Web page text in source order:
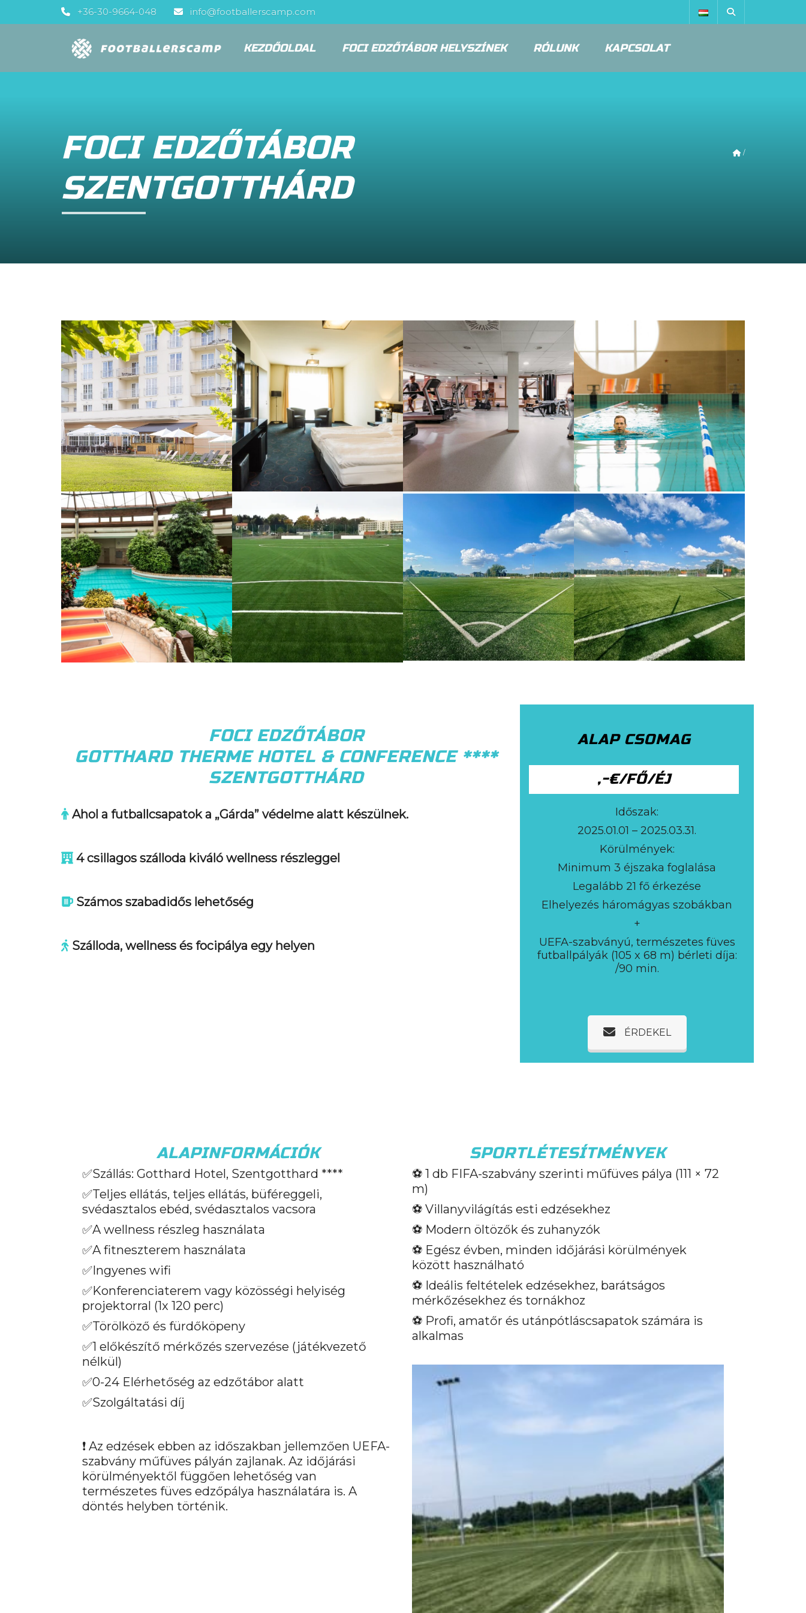
+36-30-9664-048 info@footballerscamp.com
KEZDŐOLDAL FOCI EDZŐTÁBOR HELYSZÍNEK RÓLUNK KAPCSOLAT
FOCI EDZŐTÁBOR
SZENTGOTTHÁRD
/
FOCI EDZŐTÁBOR
GOTTHARD THERME HOTEL & CONFERENCE ****
SZENTGOTTHÁRD
Ahol a futballcsapatok a „Gárda” védelme alatt készülnek.
4 csillagos szálloda kiváló wellness részleggel
Számos szabadidős lehetőség
Szálloda, wellness és focipálya egy helyen
ALAP CSOMAG
,-€/FŐ/ÉJ
Időszak:
2025.01.01 – 2025.03.31.
Körülmények:
Minimum 3 éjszaka foglalása
Legalább 21 fő érkezése
Elhelyezés háromágyas szobákban
+
UEFA-szabványú, természetes füves
futballpályák (105 x 68 m) bérleti díja:
/90 min.
ÉRDEKEL
ALAPINFORMÁCIÓK
✅Szállás: Gotthard Hotel, Szentgotthard ****
✅Teljes ellátás, teljes ellátás, büféreggeli,
svédasztalos ebéd, svédasztalos vacsora
✅A wellness részleg használata
✅A fitneszterem használata
✅Ingyenes wifi
✅Konferenciaterem vagy közösségi helyiség
projektorral (1x 120 perc)
✅Törölköző és fürdőköpeny
✅1 előkészítő mérkőzés szervezése (játékvezető
nélkül)
✅0-24 Elérhetőség az edzőtábor alatt
✅Szolgáltatási díj
❗ Az edzések ebben az időszakban jellemzően UEFA-
szabvány műfüves pályán zajlanak. Az időjárási
körülményektől függően lehetőség van
természetes füves edzőpálya használatára is. A
döntés helyben történik.
SPORTLÉTESÍTMÉNYEK
⚽️ 1 db FIFA-szabvány szerinti műfüves pálya (111 × 72
m)
⚽️ Villanyvilágítás esti edzésekhez
⚽️ Modern öltözők és zuhanyzók
⚽️ Egész évben, minden időjárási körülmények
között használható
⚽️ Ideális feltételek edzésekhez, barátságos
mérkőzésekhez és tornákhoz
⚽️ Profi, amatőr és utánpótláscsapatok számára is
alkalmas